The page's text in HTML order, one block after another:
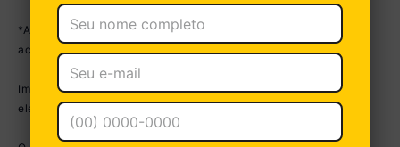
*As cores do produto podem sofrer variações de tonalidade de
acordo com as configurações do seu dispositivo.
Imagens meramente ilustrativas. Decoração, cadeiras e
eletrônicos não acompanham o produto.